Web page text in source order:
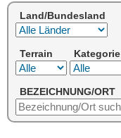
Land/Bundesland
Terrain Kategorie
BEZEICHNUNG/ORT